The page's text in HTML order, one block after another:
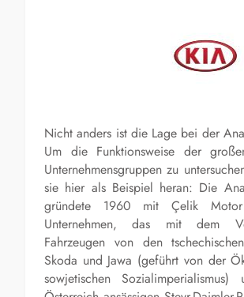
Nicht anders ist die Lage bei der
Um die Funktionsweise der
Unternehmensgruppen zu
sie hier als Beispiel heran: Die
gründete 1960 mit Çelik
Unternehmen, das mit dem
Fahrzeugen von den
Skoda und Jawa (geführt von der
sowjetischen